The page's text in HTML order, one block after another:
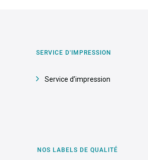
SERVICE D'IMPRESSION
Service d’impression
NOS LABELS DE QUALITÉ